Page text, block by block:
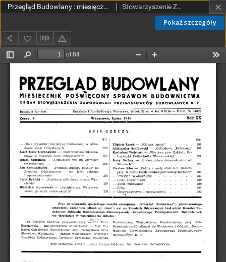
Pokaż szczegóły
Przegląd Budowlany : miesięcznik poświęcony sprawom budownictwa : organ Stowarzyszenia Zawodowego Przemysłowców Budowlanych R. P. R. 20 nr 7 (1948) Stowarzyszenie Zawodowe Przemysłowców Budowlanych Rzeczypospolitej Polskiej.